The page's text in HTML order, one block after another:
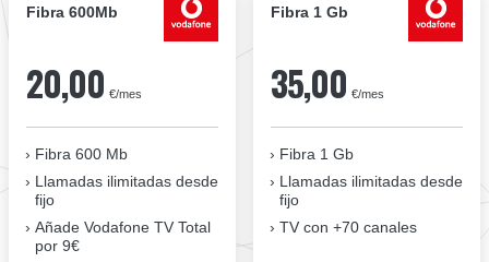
Fibra 600Mb
20,00 €/mes
Fibra 600 Mb
Llamadas ilimitadas desde
fijo
Añade Vodafone TV Total
por 9€
Fibra 1 Gb
35,00 €/mes
Fibra 1 Gb
Llamadas ilimitadas desde
fijo
TV con +70 canales